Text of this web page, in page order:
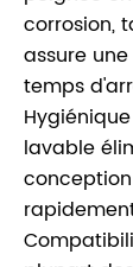
corrosion,
assure
temps
lavable